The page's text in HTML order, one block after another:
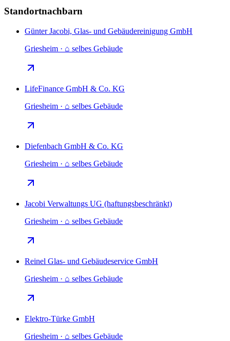
Standortnachbarn
Günter Jacobi, Glas- und Gebäudereinigung GmbH
Griesheim · ⌂ selbes Gebäude
LifeFinance GmbH & Co. KG
Griesheim · ⌂ selbes Gebäude
Diefenbach GmbH & Co. KG
Griesheim · ⌂ selbes Gebäude
Jacobi Verwaltungs UG (haftungsbeschränkt)
Griesheim · ⌂ selbes Gebäude
Reinel Glas- und Gebäudeservice GmbH
Griesheim · ⌂ selbes Gebäude
Elektro-Türke GmbH
Griesheim · ⌂ selbes Gebäude